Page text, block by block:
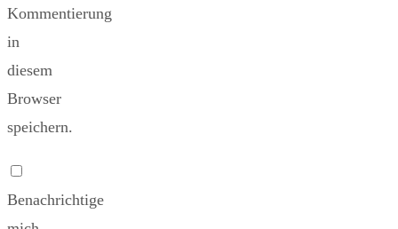
Kommentierung
in
diesem
Browser
speichern.
Benachrichtige